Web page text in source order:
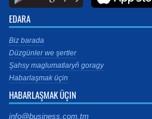
EDARA
Biz barada
Düzgünler we şertler
Şahsy maglumatlaryň goragy
Habarlaşmak üçin
HABARLAŞMAK ÜÇIN
info@business.com.tm